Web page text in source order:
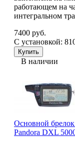
работающем на
интегральном
7400 руб.
С установкой:
В наличии
Основной
Pandora DXL